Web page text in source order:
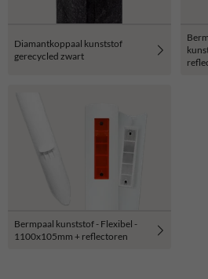
Diamantkoppaal kunststof
gerecycled zwart
Bermpaal kunststof - Flexibel -
1100x105mm + reflectoren